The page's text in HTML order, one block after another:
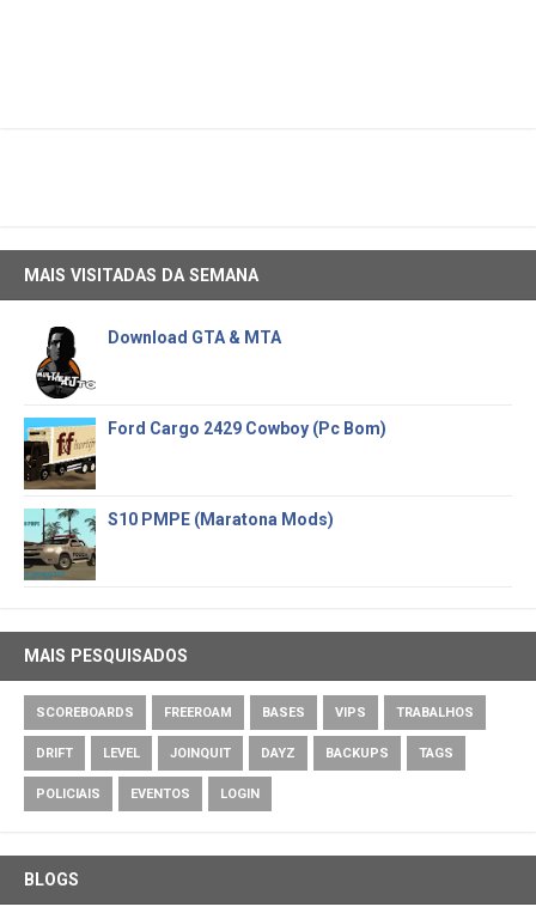
MAIS VISITADAS DA SEMANA
Download GTA & MTA
Ford Cargo 2429 Cowboy (Pc Bom)
S10 PMPE (Maratona Mods)
MAIS PESQUISADOS
SCOREBOARDS FREEROAM BASES VIPS TRABALHOS
DRIFT LEVEL JOINQUIT DAYZ BACKUPS TAGS
POLICIAIS EVENTOS LOGIN
BLOGS